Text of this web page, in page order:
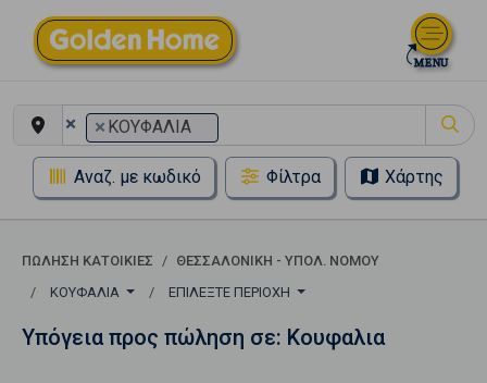
× × ΚΟΥΦΑΛΙΑ
Αναζ. με κωδικό Φίλτρα Χάρτης
ΠΏΛΗΣΗ ΚΑΤΟΙΚΊΕΣ
ΘΕΣΣΑΛΟΝΙΚΗ - ΥΠΟΛ. ΝΟΜΟΥ
ΚΟΥΦΑΛΙΑ
ΕΠΙΛΈΞΤΕ ΠΕΡΙΟΧΉ
Υπόγεια προς πώληση σε: Κουφαλια